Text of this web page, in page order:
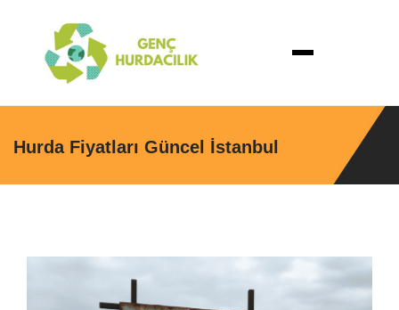
Hurda Fiyatları Güncel İstanbul